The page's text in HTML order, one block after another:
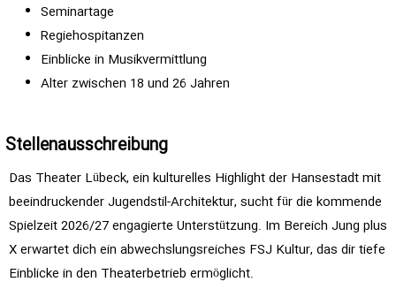
Seminartage
Regiehospitanzen
Einblicke in Musikvermittlung
Alter zwischen 18 und 26 Jahren
Stellenausschreibung
Das Theater Lübeck, ein kulturelles Highlight der Hansestadt mit
beeindruckender Jugendstil-Architektur, sucht für die kommende
Spielzeit 2026/27 engagierte Unterstützung. Im Bereich Jung plus
X erwartet dich ein abwechslungsreiches FSJ Kultur, das dir tiefe
Einblicke in den Theaterbetrieb ermöglicht.